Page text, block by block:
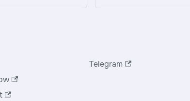
Telegram